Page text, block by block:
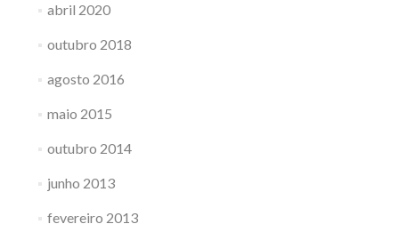
abril 2020
outubro 2018
agosto 2016
maio 2015
outubro 2014
junho 2013
fevereiro 2013